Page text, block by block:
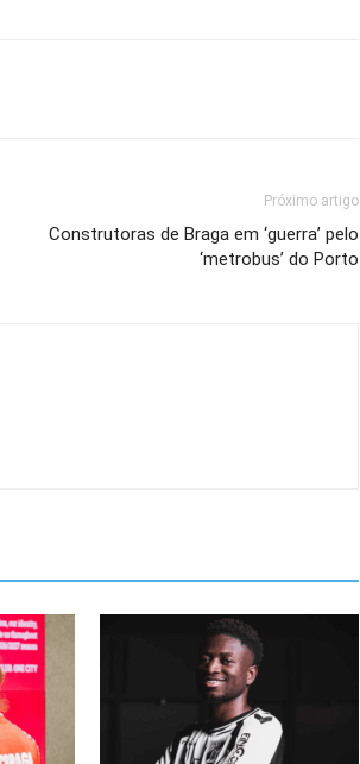
Próximo artigo
Construtoras de Braga em ‘guerra’ pelo
‘metrobus’ do Porto